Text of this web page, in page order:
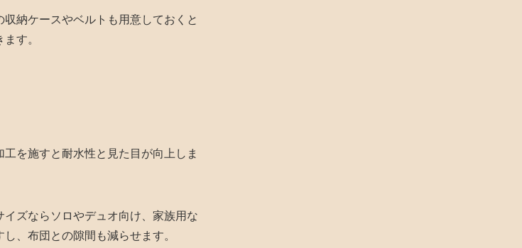
納ケースやベルトも用意しておくと
す。
を施すと耐水性と見た目が向上しま
ズならソロやデュオ向け、家族用な
、布団との隙間も減らせます。